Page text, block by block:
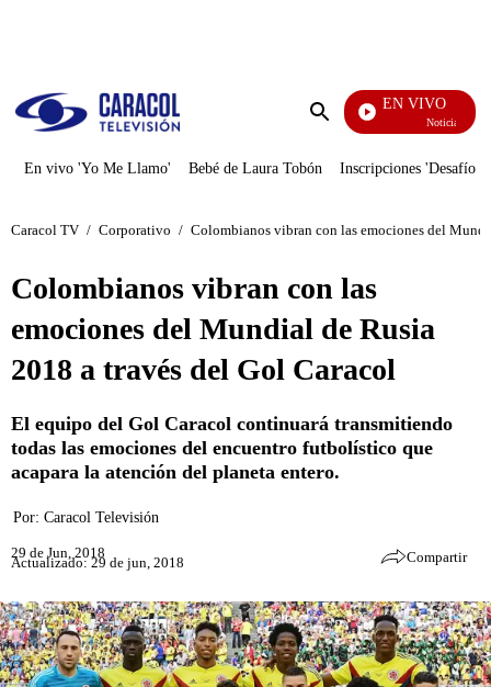
Enviar
EN VIVO
Noticias Caracol
En vivo 'Yo Me Llamo' Bebé de Laura Tobón Inscripciones 'Desafío'
Caracol TV / Corporativo / Colombianos vibran con las emociones del
Colombianos vibran con las
emociones del Mundial de Rusia
2018 a través del Gol Caracol
El equipo del Gol Caracol continuará transmitiendo
todas las emociones del encuentro futbolístico que
acapara la atención del planeta entero.
Por: Caracol Televisión
29 de Jun, 2018
Actualizado: 29 de jun, 2018 Compartir